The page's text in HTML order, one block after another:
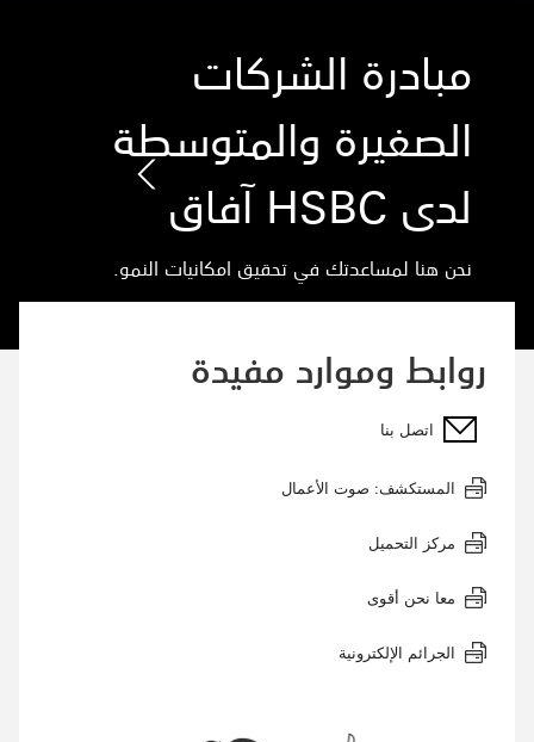
مبادرة الشركات
الصغيرة والمتوسطة
لدى HSBC آفاق
نحن هنا لمساعدتك في تحقيق امكانيات النمو.
روابط وموارد مفيدة
اتصل بنا
المستكشف: صوت الأعمال
مركز التحميل
معا نحن أقوى
الجرائم الإلكترونية